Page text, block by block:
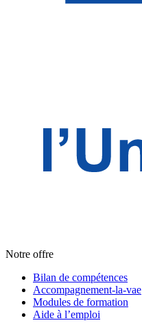
Notre offre
Bilan de compétences
Accompagnement-la-vae
Modules de formation
Aide à l’emploi